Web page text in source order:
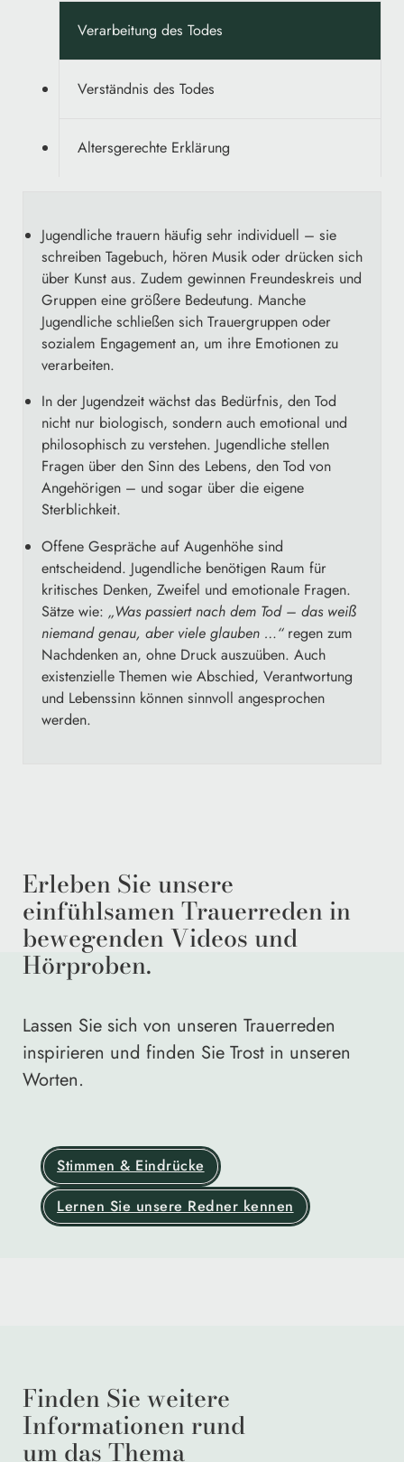
Verarbeitung des Todes
Verständnis des Todes
Altersgerechte Erklärung
Jugendliche trauern häufig sehr individuell – sie
schreiben Tagebuch, hören Musik oder drücken sich
über Kunst aus. Zudem gewinnen Freundeskreis und
Gruppen eine größere Bedeutung. Manche
Jugendliche schließen sich Trauergruppen oder
sozialem Engagement an, um ihre Emotionen zu
verarbeiten.
In der Jugendzeit wächst das Bedürfnis, den Tod
nicht nur biologisch, sondern auch emotional und
philosophisch zu verstehen. Jugendliche stellen
Fragen über den Sinn des Lebens, den Tod von
Angehörigen – und sogar über die eigene
Sterblichkeit.
Offene Gespräche auf Augenhöhe sind
entscheidend. Jugendliche benötigen Raum für
kritisches Denken, Zweifel und emotionale Fragen.
Sätze wie: „Was passiert nach dem Tod – das weiß
niemand genau, aber viele glauben …“regen zum
Nachdenken an, ohne Druck auszuüben. Auch
existenzielle Themen wie Abschied, Verantwortung
und Lebenssinn können sinnvoll angesprochen
werden.
Erleben Sie unsere
einfühlsamen Trauerreden in
bewegenden Videos und
Hörproben.
Lassen Sie sich von unseren Trauerreden
inspirieren und finden Sie Trost in unseren
Worten.
Stimmen & Eindrücke
Lernen Sie unsere Redner kennen
Finden Sie weitere
Informationen rund
um das Thema